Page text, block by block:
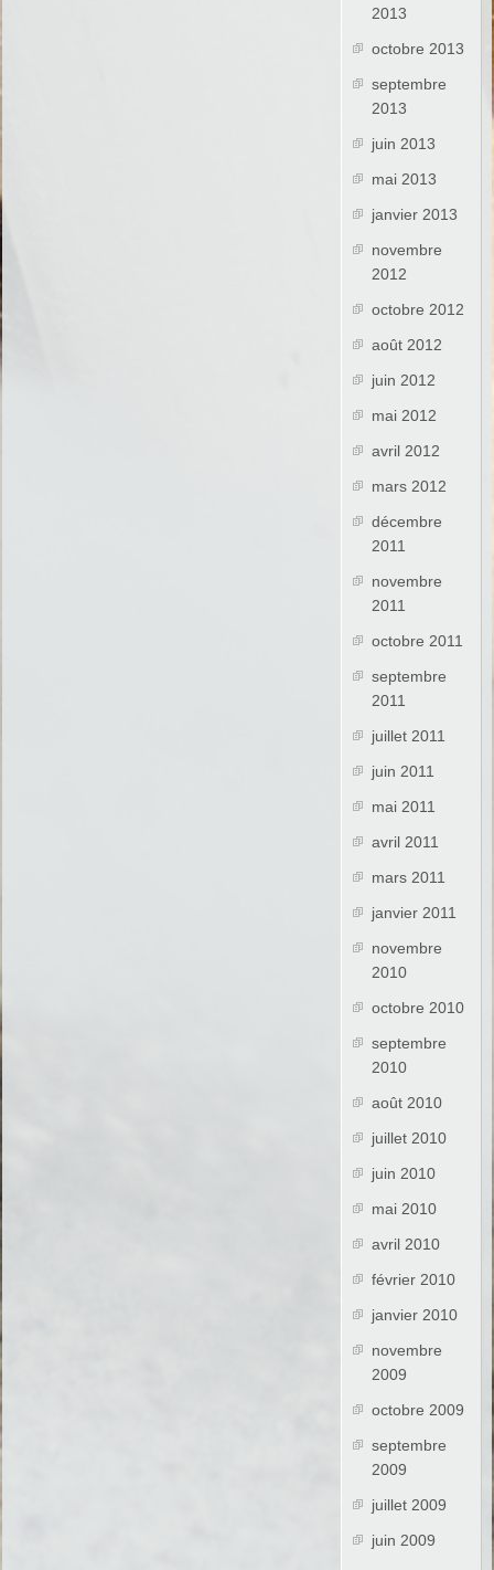
2013
octobre 2013
septembre
2013
juin 2013
mai 2013
janvier 2013
novembre
2012
octobre 2012
août 2012
juin 2012
mai 2012
avril 2012
mars 2012
décembre
2011
novembre
2011
octobre 2011
septembre
2011
juillet 2011
juin 2011
mai 2011
avril 2011
mars 2011
janvier 2011
novembre
2010
octobre 2010
septembre
2010
août 2010
juillet 2010
juin 2010
mai 2010
avril 2010
février 2010
janvier 2010
novembre
2009
octobre 2009
septembre
2009
juillet 2009
juin 2009